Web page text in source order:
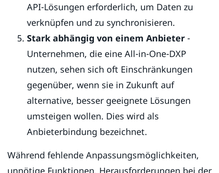
API-Lösungen erforderlich, um Daten zu
verknüpfen und zu synchronisieren.
Stark abhängig von einem Anbieter -
Unternehmen, die eine All-in-One-DXP
nutzen, sehen sich oft Einschränkungen
gegenüber, wenn sie in Zukunft auf
alternative, besser geeignete Lösungen
umsteigen wollen. Dies wird als
Anbieterbindung bezeichnet.
Während fehlende Anpassungsmöglichkeiten,
unnötige Funktionen, Herausforderungen bei der